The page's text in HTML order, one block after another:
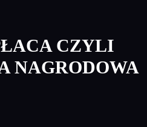
CZYLI
NAGRODOWA